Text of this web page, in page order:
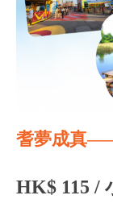
耆夢成真
HK$ 115 /